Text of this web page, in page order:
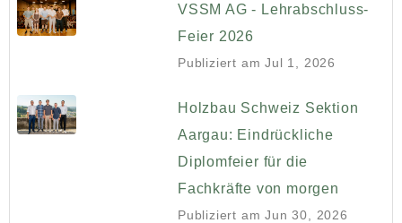
VSSM AG - Lehrabschluss-
Feier 2026
Publiziert am Jul 1, 2026
Holzbau Schweiz Sektion
Aargau: Eindrückliche
Diplomfeier für die
Fachkräfte von morgen
Publiziert am Jun 30, 2026